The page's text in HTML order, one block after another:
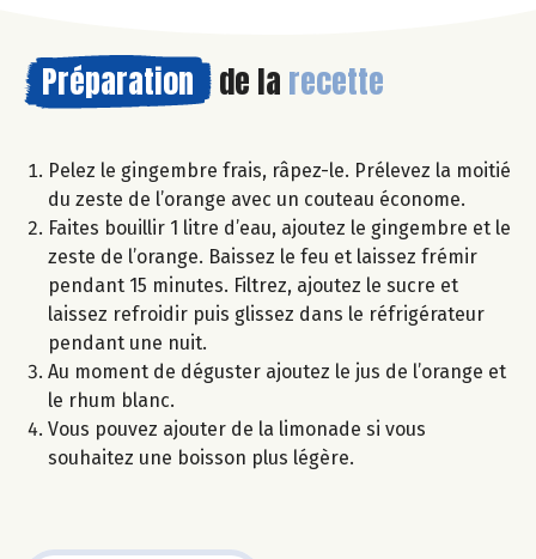
Préparation de la recette
Pelez le gingembre frais, râpez-le. Prélevez la moitié
du zeste de l’orange avec un couteau économe.
Faites bouillir 1 litre d’eau, ajoutez le gingembre et le
zeste de l’orange. Baissez le feu et laissez frémir
pendant 15 minutes. Filtrez, ajoutez le sucre et
laissez refroidir puis glissez dans le réfrigérateur
pendant une nuit.
Au moment de déguster ajoutez le jus de l’orange et
le rhum blanc.
Vous pouvez ajouter de la limonade si vous
souhaitez une boisson plus légère.